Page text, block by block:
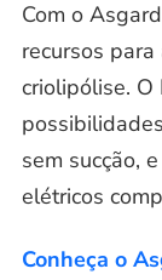
Com o
recursos
criolipólise.
sem sucção,
elétricos
Conheça o